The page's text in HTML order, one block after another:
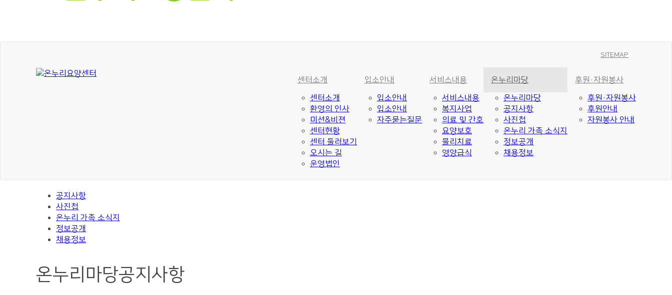
SITEMAP
센터소개
센터소개
환영의 인사
미션&비젼
센터현황
센터 둘러보기
오시는 길
운영법인
입소안내
입소안내
입소안내
자주묻는질문
서비스내용
서비스내용
복지사업
의료 및 간호
요양보호
물리치료
영양급식
온누리마당
온누리마당
공지사항
사진첩
온누리 가족 소식지
정보공개
채용정보
후원·자원봉사
후원·자원봉사
후원안내
자원봉사 안내
공지사항
사진첩
온누리 가족 소식지
정보공개
채용정보
온누리마당공지사항